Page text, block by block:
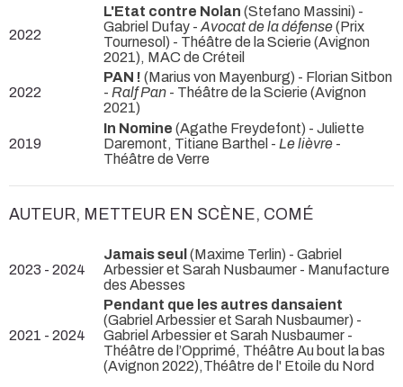
2022
L'Etat contre Nolan (Stefano Massini) -
Gabriel Dufay - Avocat de la défense(Prix
Tournesol) - Théâtre de la Scierie (Avignon
2021), MAC de Créteil
2022
PAN ! (Marius von Mayenburg) - Florian Sitbon
- Ralf Pan - Théâtre de la Scierie (Avignon
2021)
2019
In Nomine (Agathe Freydefont) - Juliette
Daremont, Titiane Barthel - Le lièvre -
Théâtre de Verre
AUTEUR, METTEUR EN SCÈNE, COMÉ
2023 - 2024
Jamais seul (Maxime Terlin) - Gabriel
Arbessier et Sarah Nusbaumer - Manufacture
des Abesses
2021 - 2024
Pendant que les autres dansaient
(Gabriel Arbessier et Sarah Nusbaumer) -
Gabriel Arbessier et Sarah Nusbaumer -
Théâtre de l’Opprimé, Théâtre Au bout la bas
(Avignon 2022),Théâtre de l' Etoile du Nord